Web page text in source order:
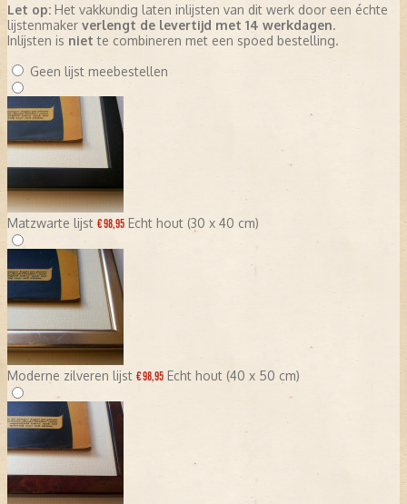
Let op: Het vakkundig laten inlijsten van dit werk door een échte
lijstenmaker verlengt de levertijd met 14 werkdagen.
Inlijsten is niet te combineren met een spoed bestelling.
Geen lijst meebestellen
Matzwarte lijst € 98,95 Echt hout (30 x 40 cm)
Moderne zilveren lijst € 98,95 Echt hout (40 x 50 cm)